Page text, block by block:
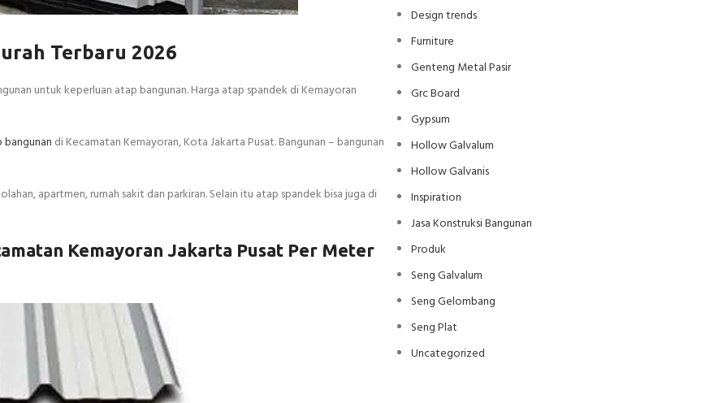
Terbaru 2026
untuk keperluan atap bangunan. Harga atap spandek di Kemayoran
bangunan di Kecamatan Kemayoran, Kota Jakarta Pusat. Bangunan – bangunan
apartmen, rumah sakit dan parkiran. Selain itu atap spandek bisa juga di
Kemayoran Jakarta Pusat Per Meter
Design trends
Furniture
Genteng Metal Pasir
Grc Board
Gypsum
Hollow Galvalum
Hollow Galvanis
Inspiration
Jasa Konstruksi Bangunan
Produk
Seng Galvalum
Seng Gelombang
Seng Plat
Uncategorized